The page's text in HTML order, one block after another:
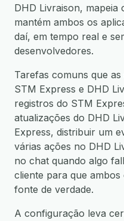
DHD Livraison,
mantém ambos os
daí, em tempo real e
desenvolvedores.
Tarefas comuns que
STM Express e DHD
registros do STM
atualizações do DHD
Express, distribuir um
várias ações no DHD
no chat quando algo
cliente para que ambos
fonte de verdade.
A configuração leva